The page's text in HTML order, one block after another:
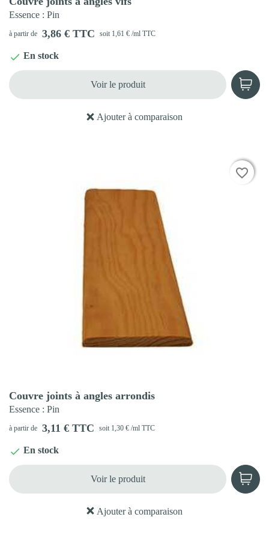
Ajouter à comparaison
Essence : Pin
à partir de 3,86 € TTC soit 1,61 € /ml TTC
 En stock
Voir le produit
Ajouter à comparaison
Aperçu rapide
Couvre joints à angles arrondis
Essence : Pin
à partir de 3,11 € TTC soit 1,30 € /ml TTC
 En stock
Voir le produit
favorite_border
favorite_border